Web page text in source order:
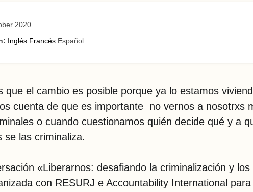
2020
Inglés Francés Español
que el cambio es posible porque ya lo estamos
cuenta de que es importante no vernos a nosotrxs
o cuando cuestionamos quién decide qué y a
se las criminaliza.
«Liberarnos: desafiando la criminalización y
con RESURJ e Accountability International